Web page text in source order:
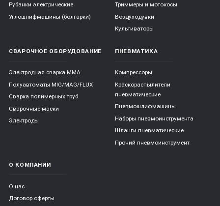
Рубанки электрические
Углошлифмашины (болгарки)
Триммеры и мотокосы
Воздуходувки
Культиваторы
СВАРОЧНОЕ ОБОРУДОВАНИЕ
Электродная сварка ММА
Полуавтоматы MIG/MAG/FLUX
Сварка полимерных труб
Сварочные маски
Электроды
ПНЕВМАТИКА
Компрессоры
Краскораспылители
пневматические
Пневмошлифмашины
Наборы пневмоинструмента
Шланги пневматические
Прочий пневмоинструмент
О КОМПАНИИ
О нас
Договор оферты